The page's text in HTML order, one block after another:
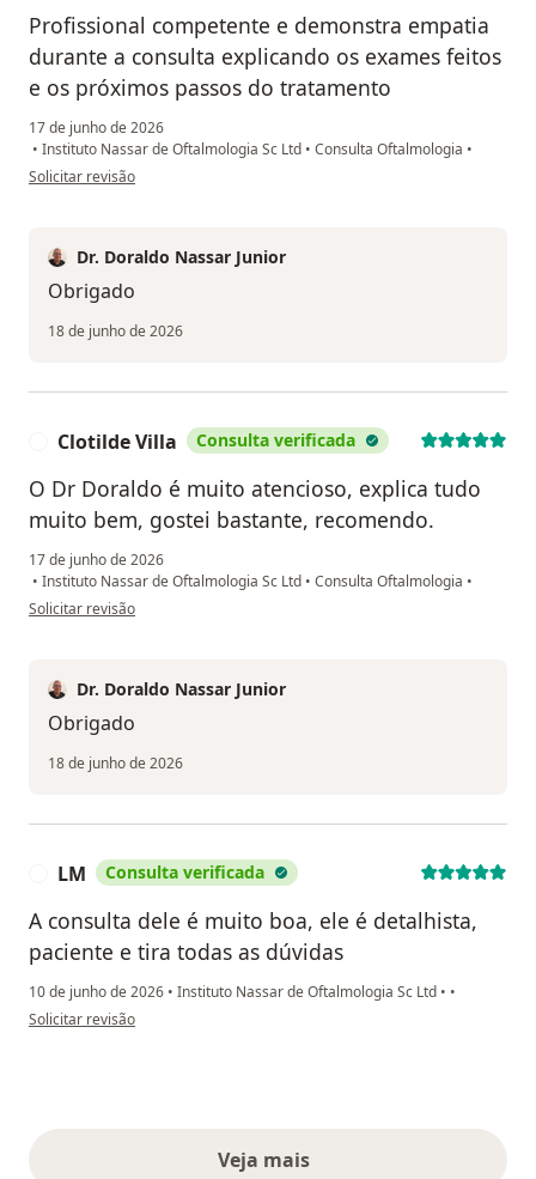
Profissional competente e demonstra empatia
durante a consulta explicando os exames feitos
e os próximos passos do tratamento
17 de junho de 2026
• Instituto Nassar de Oftalmologia Sc Ltd • Consulta Oftalmologia •
na opinião do utilizador Luiz
Solicitar revisão
Dr. Doraldo Nassar Junior
Obrigado
18 de junho de 2026
Clotilde Villa Consulta verificada
O Dr Doraldo é muito atencioso, explica tudo
muito bem, gostei bastante, recomendo.
17 de junho de 2026
• Instituto Nassar de Oftalmologia Sc Ltd • Consulta Oftalmologia •
na opinião do utilizador Clotilde Villa
Solicitar revisão
Dr. Doraldo Nassar Junior
Obrigado
18 de junho de 2026
LM Consulta verificada
A consulta dele é muito boa, ele é detalhista,
paciente e tira todas as dúvidas
10 de junho de 2026 • Instituto Nassar de Oftalmologia Sc Ltd • •
na opinião do utilizador LM
Solicitar revisão
Veja maisopiniões acima